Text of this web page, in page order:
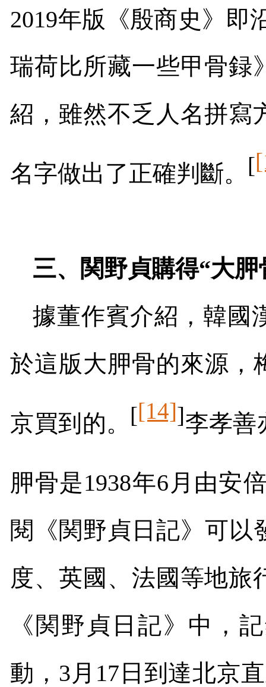
2019年版《殷商史》即
瑞荷比所藏一些甲骨録
紹，雖然不乏人名拼寫
名字做出了正確判斷。 [
三、関野貞購得“大胛
據董作賓介紹，韓國
於這版大胛骨的來源，
京買到的。 [[14]]李孝善
胛骨是1938年6 月由安
閱《関野貞日記》可以
度、英國、法國等地旅
《関野貞日記》中，
動， 3 月 17 日到達北京